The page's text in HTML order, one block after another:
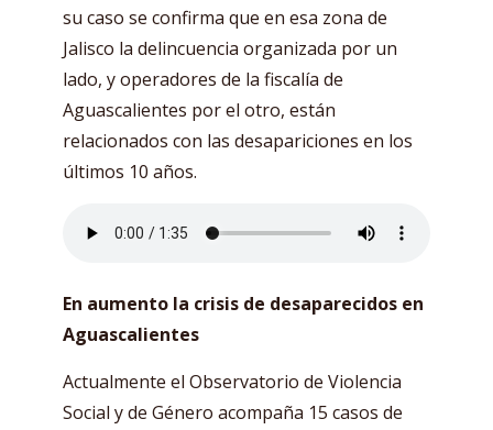
su caso se confirma que en esa zona de
Jalisco la delincuencia organizada por un
lado, y operadores de la fiscalía de
Aguascalientes por el otro, están
relacionados con las desapariciones en los
últimos 10 años.
En aumento la crisis de desaparecidos en
Aguascalientes
Actualmente el Observatorio de Violencia
Social y de Género acompaña 15 casos de